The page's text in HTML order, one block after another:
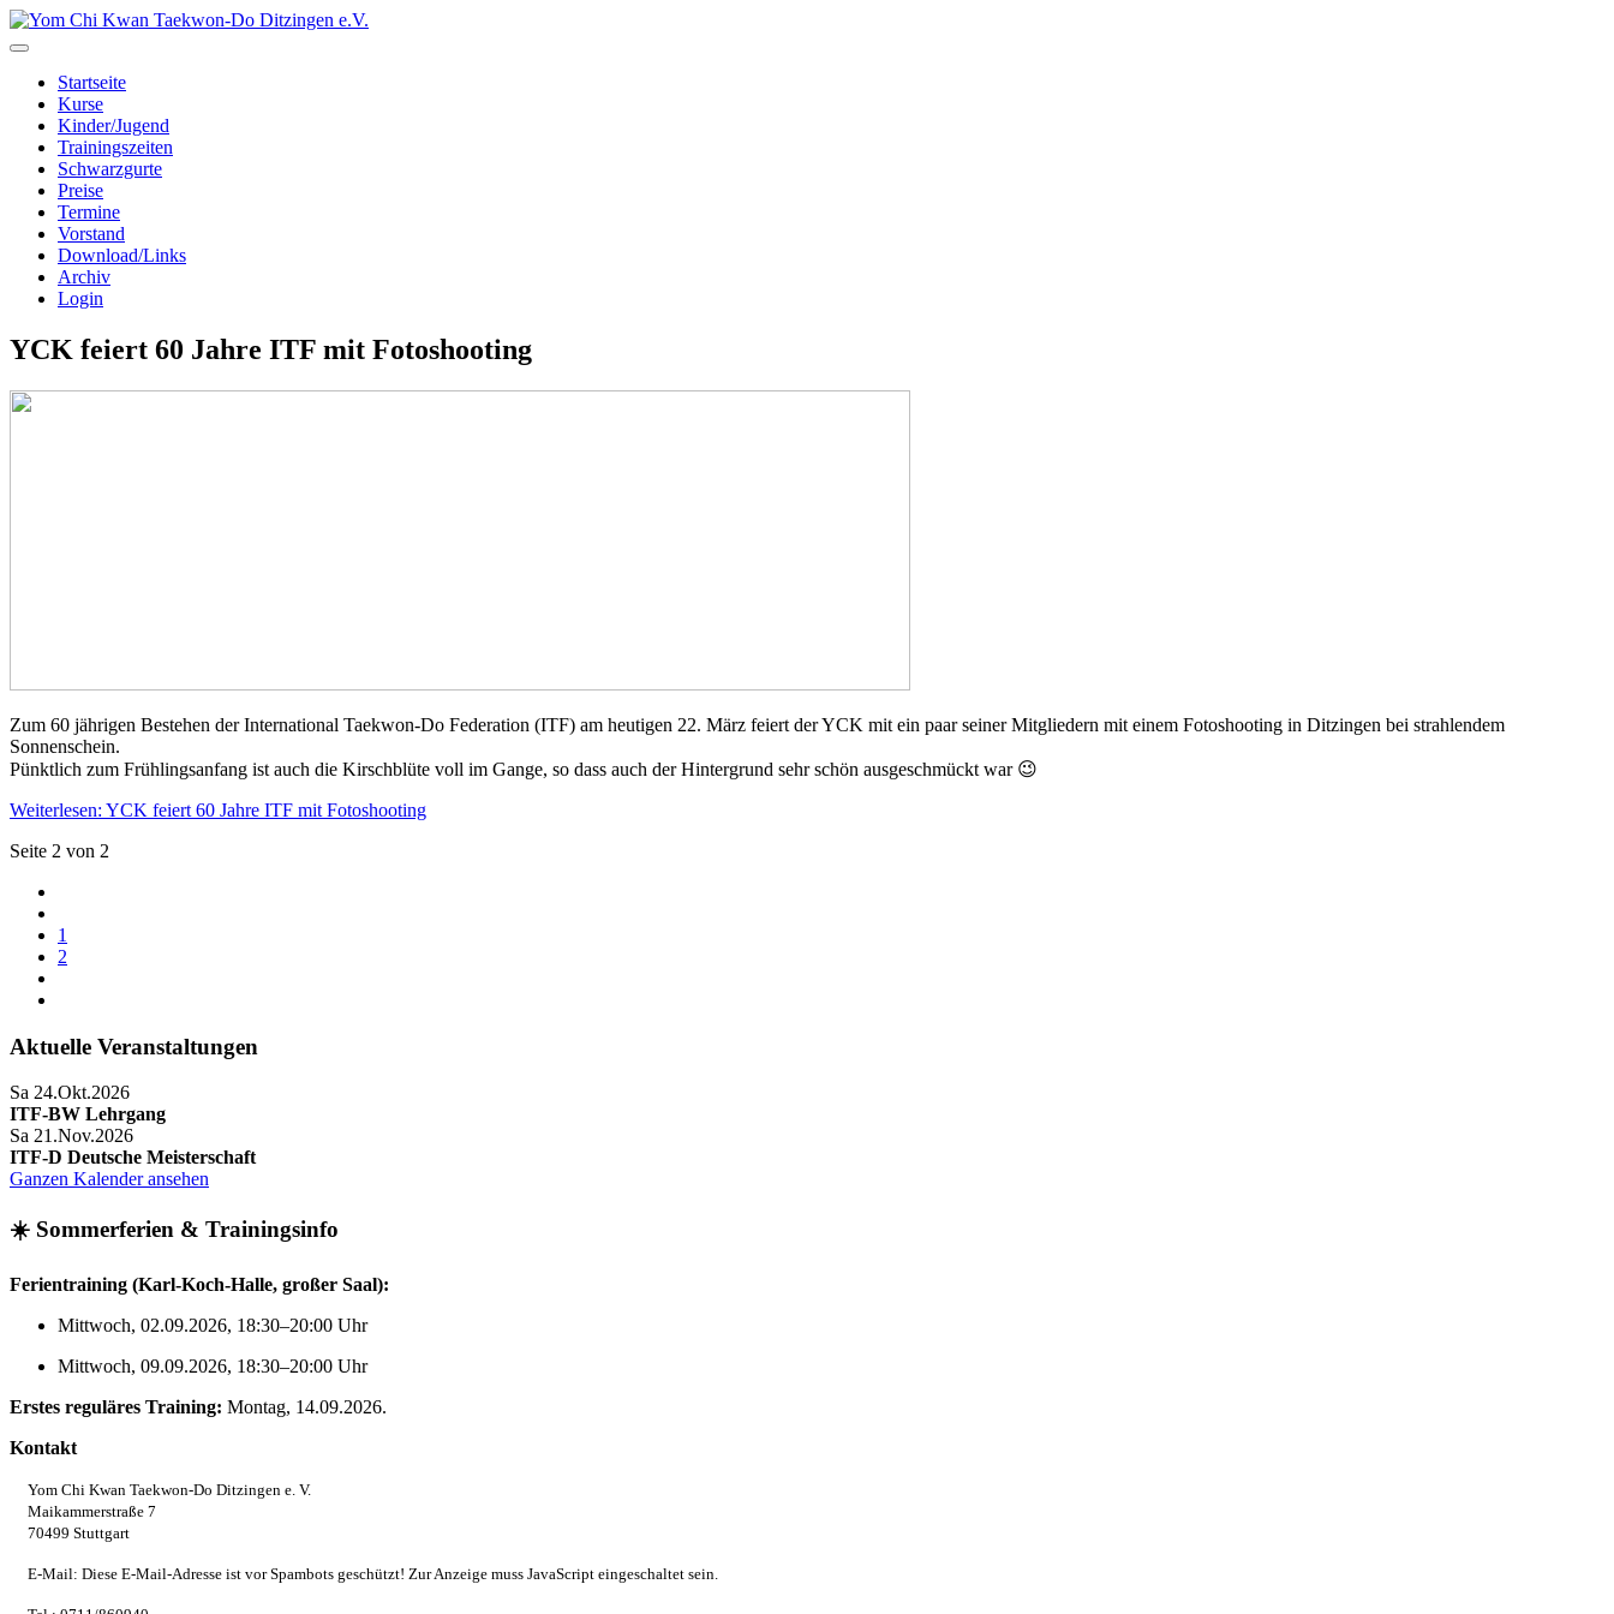
Startseite
Kurse
Kinder/Jugend
Trainingszeiten
Schwarzgurte
Preise
Termine
Vorstand
Download/Links
Archiv
Login
YCK feiert 60 Jahre ITF mit Fotoshooting
Zum 60 jährigen Bestehen der International Taekwon-Do Federation (ITF) am heutigen 22. März feiert der YCK mit ein paar seiner Mitgliedern mit einem Fotoshooting in Ditzingen bei strahlendem
Sonnenschein.
Pünktlich zum Frühlingsanfang ist auch die Kirschblüte voll im Gange, so dass auch der Hintergrund sehr schön ausgeschmückt war 😉
Weiterlesen: YCK feiert 60 Jahre ITF mit Fotoshooting
Seite 2 von 2
1
2
Aktuelle Veranstaltungen
Sa 24.Okt.2026
ITF-BW Lehrgang
Sa 21.Nov.2026
ITF-D Deutsche Meisterschaft
Ganzen Kalender ansehen
☀️ Sommerferien & Trainingsinfo
Ferientraining (Karl‑Koch‑Halle, großer Saal):
Mittwoch, 02.09.2026, 18:30–20:00 Uhr
Mittwoch, 09.09.2026, 18:30–20:00 Uhr
Erstes reguläres Training: Montag, 14.09.2026.
Kontakt
Yom Chi Kwan Taekwon-Do Ditzingen e. V.
Maikammerstraße 7
70499 Stuttgart
E-Mail: Diese E-Mail-Adresse ist vor Spambots geschützt! Zur Anzeige muss JavaScript eingeschaltet sein.